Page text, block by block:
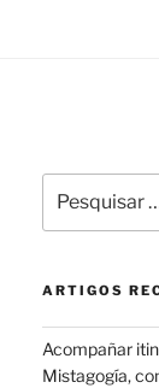
por:
ARTIGOS
Acompañar
Mistagogía,